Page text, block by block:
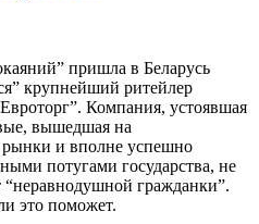
пришла в Беларусь
крупнейший ритейлер
Компания, устоявшая
вышедшая на
и вполне успешно
потугами государства, не
“неравнодушной гражданки”.
это поможет.